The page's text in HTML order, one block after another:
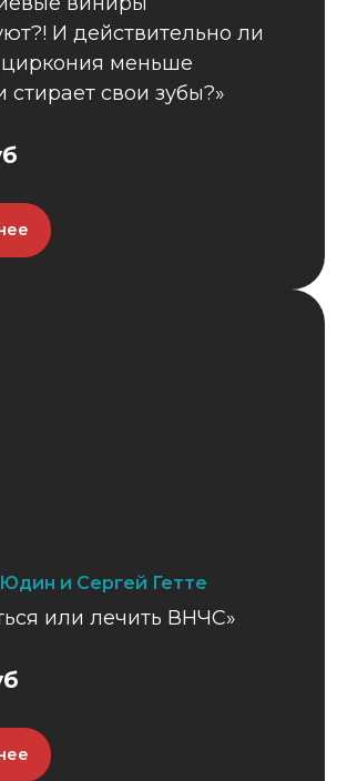
И действительно ли
меньше
стирает свои зубы?»
и Сергей Гетте
или лечить ВНЧС»